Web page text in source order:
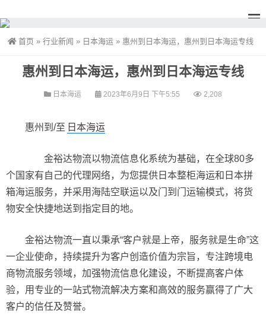
首页 » 行业新闻 » 日本海运 » 惠州到日本海运，惠州到日本海运专线
惠州到日本海运，惠州到日本海运专线
日本海运 2023年6月9日 下午5:55 2,208
惠州到/至 日本海运
金裕达物流以物流信息化系统为基础，在全球80多
个国家有自己的代理网络，为您提供日本整柜海运和日本拼
箱海运服务，并采用海陆空联运以及门到门运输模式，将货
物安全快捷地送到指定目的地。
金裕达物流一直以秉承“客户就是上帝，服务就是生命”这
一企业使命，持续提升为客户创造价值为宗旨，专注跨境电
商物流服务领域，加强物流信息化建设，不断提高客户体
验，用专业的一站式物流解决方案和高效的服务赢得了广大
客户的信任及赞誉。